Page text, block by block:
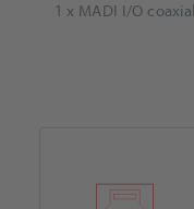
1 x MADI I/O coaxial